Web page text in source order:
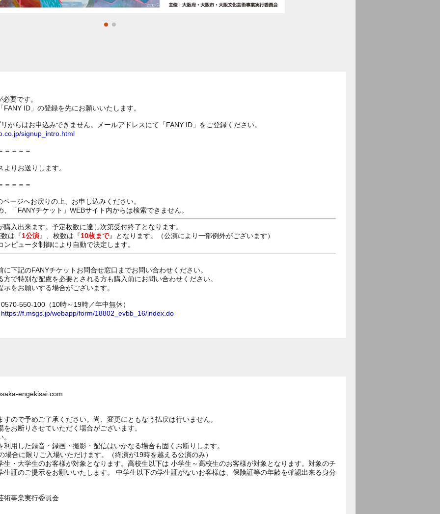
要です。
ID」の登録を先にお願いいたします。
からはお申込みできません。メールアドレスにて「FANY ID」をご登録ください。
signup_intro.html
＝＝＝＝
りお送りします。
＝＝＝＝
ージへお戻りの上、お申し込みください。
「FANYチケット」WEBサイト内からは検索できません。
入出来ます。予定枚数に達し次第受付終了となります。
は『1公演』、枚数は『10枚まで』となります。（公演により一部例外がございます）
ピュータ制御により自動で決定します。
下記のFANYチケットお問合せ窓口までお問い合わせください。
で特別な配慮を必要とされる方も購入前にお問い合わせください。
をお願いする場合がございます。
550-100（10時～19時／年中無休）
https://f.msgs.jp/webapp/form/18802_evbb_16/index.do
engekisai.com
ので予めご了承ください。尚、変更にともなう払戻は行いません。
お断りさせていただく場合がございます。
用した録音・録画・撮影・配信はいかなる場合も固くお断りします。
合に限りご入場いただけます。（終演が19時を越える公演のみ）
・大学生のお客様が対象となります。高校生以下は 小学生～高校生のお客様が対象となります。対象のチ
生証のご提示をお願いいたします。 中学生以下の学生証がないお客様は、保険証等の年齢を確認出来る身分
術事業実行委員会